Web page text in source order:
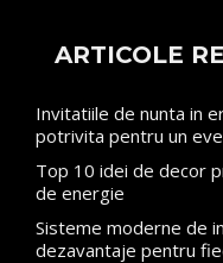
ARTICOLE
Invitatiile de nunta in
potrivita pentru un
Top 10 idei de decor
de energie
Sisteme moderne de
dezavantaje pentru